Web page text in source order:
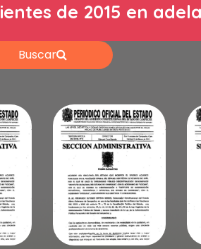
de 2015 en
Buscar